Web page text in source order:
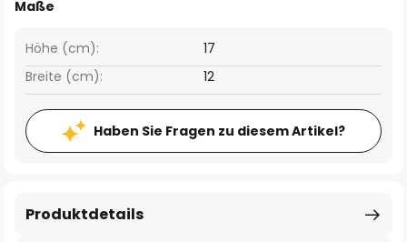
Maße
Breite (cm): 12
Höhe (cm): 17
Haben Sie Fragen zu diesem Artikel?
Produktdetails